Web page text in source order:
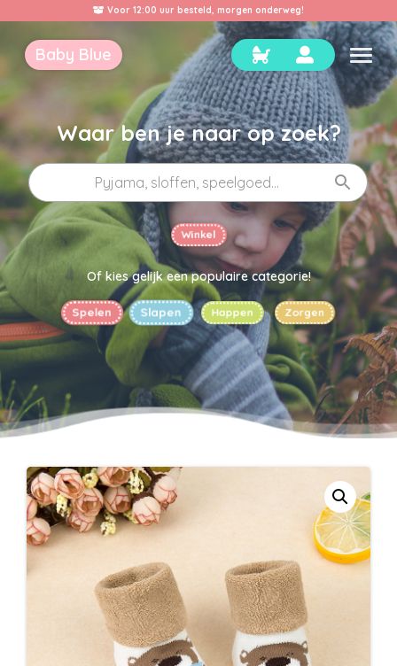
Volg je Baby Blue al op
Baby Blue
Waar ben je naar op zoek?
Winkel
Of kies gelijk een populaire categorie!
Spelen Slapen Happen Zorgen